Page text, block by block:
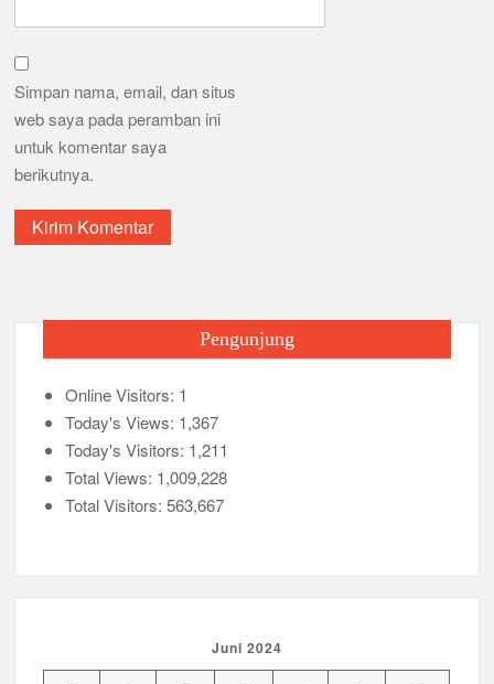
Simpan nama, email, dan situs
web saya pada peramban ini
untuk komentar saya
berikutnya.
Pengunjung
Online Visitors: 1
Today's Views: 1,367
Today's Visitors: 1,211
Total Views: 1,009,228
Total Visitors:563,667
Juni 2024